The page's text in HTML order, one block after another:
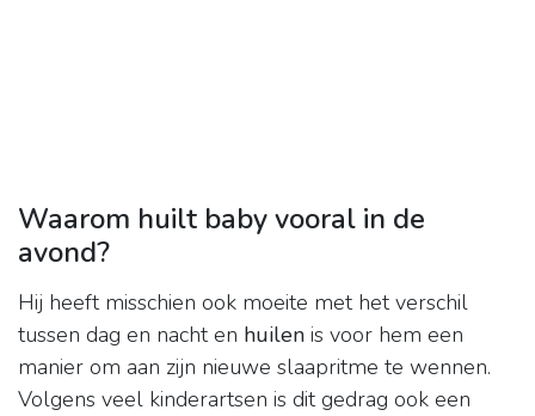
Waarom huilt baby vooral in de
avond?
Hij heeft misschien ook moeite met het verschil
tussen dag en nacht en huilen is voor hem een
manier om aan zijn nieuwe slaapritme te wennen.
Volgens veel kinderartsen is dit gedrag ook een